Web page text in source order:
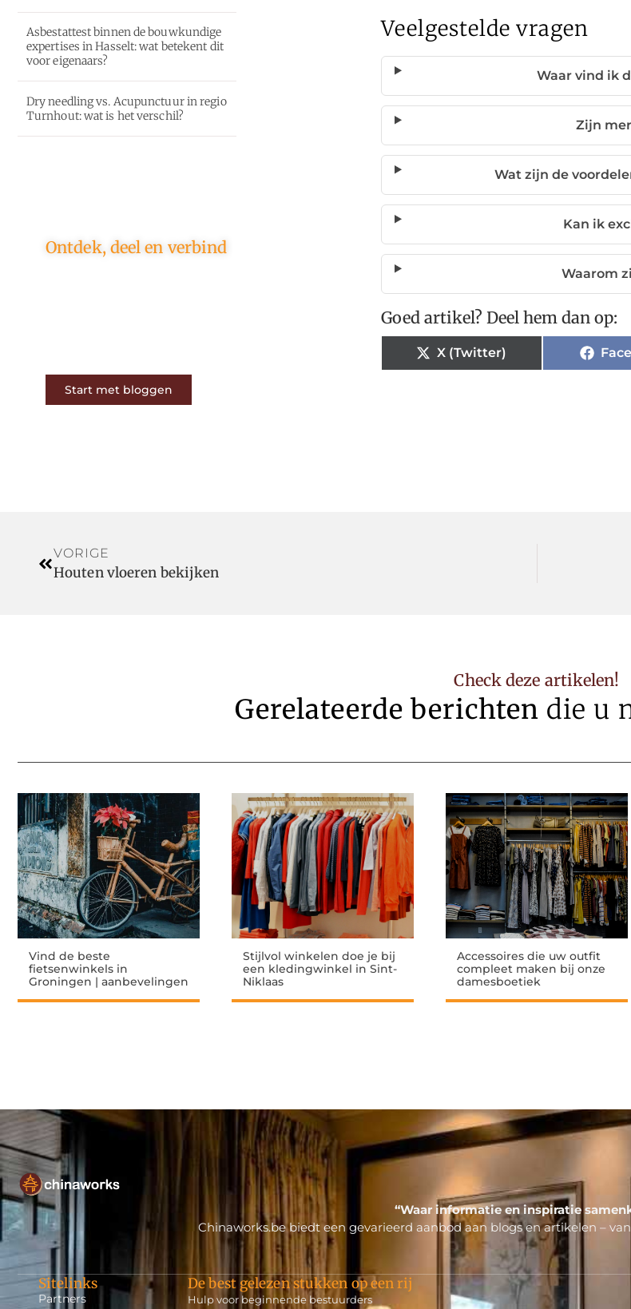
Asbestattest binnen de bouwkundige
expertises in Hasselt: wat betekent dit
voor eigenaars?
Dry needling vs. Acupunctuur in regio
Turnhout: wat is het verschil?
Ontdek, deel en verbind
Start met bloggen
Veelgestelde vragen
Waar vind ik
Zijn
Wat zijn de
Kan ik
Waarom
Goed artikel? Deel hem dan op:
X (Twitter)
VORIGE
Houten vloeren bekijken
Check deze artikelen!
Gerelateerde berichten die u
Vind de beste
fietsenwinkels in
Groningen | aanbevelingen
Stijlvol winkelen doe je bij
een kledingwinkel in Sint-
Niklaas
Accessoires die uw outfit
compleet maken bij onze
damesboetiek
“Waar informatie en inspiratie
Chinaworks.be biedt een gevarieerd aanbod aan blogs en artikelen –
Sitelinks
Partners
De best gelezen stukken op een rij
Hulp voor beginnende bestuurders